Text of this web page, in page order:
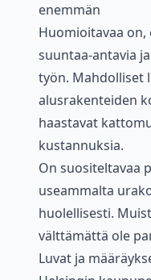
enemmän
Huomioitavaa
suuntaa-antavia
työn. Mahdolliset
alusrakenteiden
haastavat
kustannuksia.
On suositeltavaa
useammalta
huolellisesti.
välttämättä ole
Luvat ja